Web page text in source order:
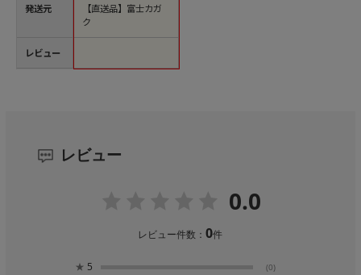
発送元
レビュー
【直送品】富士カガ
ク
レビュー
0.0
レビュー件数：0件
★ 5 (0)